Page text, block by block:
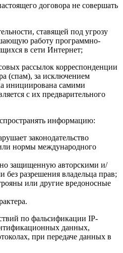
договора не совершать
ставящей под угрозу
работу программно-
в сети Интернет;
рассылок корреспонденции
(спам), за исключением
инициирована самими
с их предварительного
информацию:
законодательство
нормы международного
защищенную авторскими и/
разрешения владельца прав;
или другие вредоносные
по фальсификации IP-
данных,
при передаче данных в